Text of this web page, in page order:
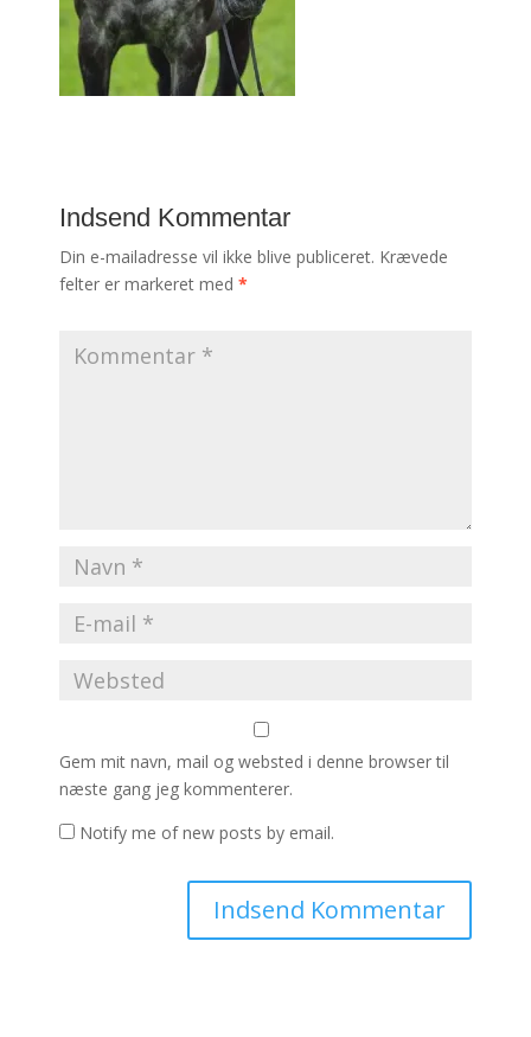
Indsend Kommentar
Din e-mailadresse vil ikke blive publiceret. Krævede
felter er markeret med *
Gem mit navn, mail og websted i denne browser til
næste gang jeg kommenterer.
Notify me of new posts by email.